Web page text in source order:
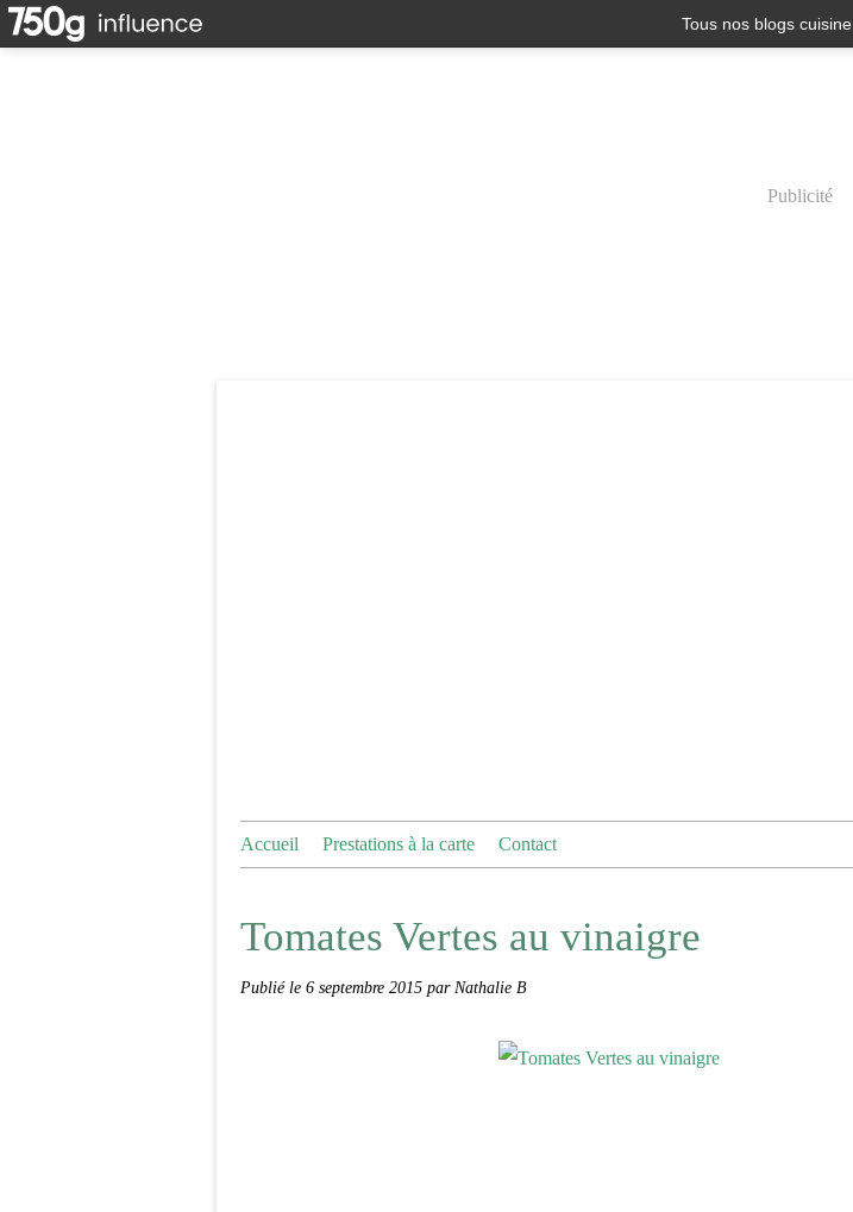
Tous nos blogs cuisine
Publicité
Accueil Prestations à la carte Contact
Tomates Vertes au vinaigre
Publié le 6 septembre 2015 par Nathalie B